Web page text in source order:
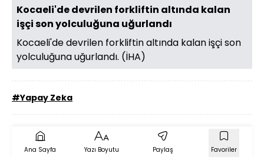
Kocaeli'de devrilen forkliftin altında kalan
işçi son yolculuğuna uğurlandı
Kocaeli'de devrilen forkliftin altında kalan işçi son
yolculuğuna uğurlandı. (İHA)
#Yapay Zeka
Ana Sayfa Yazı Boyutu Paylaş Favoriler